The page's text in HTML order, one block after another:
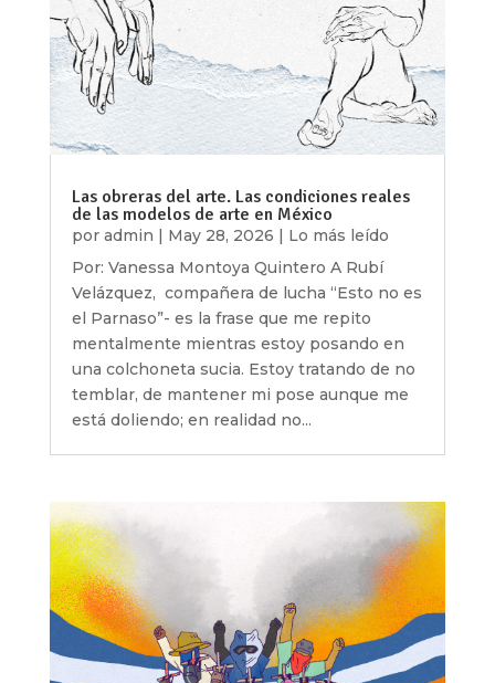
Las obreras del arte. Las condiciones reales
de las modelos de arte en México
por admin May 28, 2026
Lo más leído
Por: Vanessa Montoya Quintero A Rubí
Velázquez, compañera de lucha “Esto no es
el Parnaso”- es la frase que me repito
mentalmente mientras estoy posando en
una colchoneta sucia. Estoy tratando de no
temblar, de mantener mi pose aunque me
está doliendo; en realidad no...